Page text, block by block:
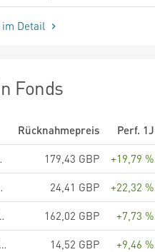
Detail
Fonds
Rücknahmepreis
Perf. 1J
GBP A acc
179,43 GBP
+19,79 %
Fund P
24,41 GBP
+22,32 %
A2 GBP
162,02 GBP
+7,73 %
Liontrust GF UK Growth Fund C1 GBP Accumulating
14,52 GBP
+9,46 %